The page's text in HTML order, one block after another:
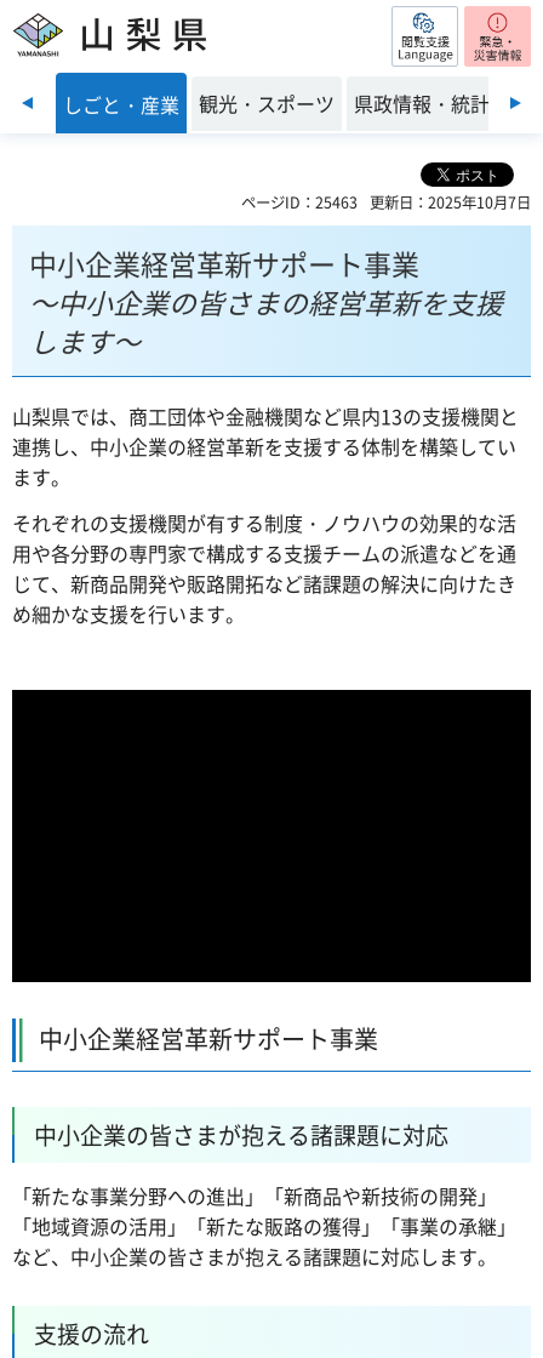
山梨県 閲覧支援
前のスライドを表示
境 しごと・産業 観光・スポーツ 県政情報・統計
ページID：25463 更新日：2025年10月7日
中小企業経営革新サポート事業
～中小企業の皆さまの経営革新を支援
します～
山梨県では、商工団体や金融機関など県内13の支援機関と
連携し、中小企業の経営革新を支援する体制を構築してい
ます。
それぞれの支援機関が有する制度・ノウハウの効果的な活
用や各分野の専門家で構成する支援チームの派遣などを通
じて、新商品開発や販路開拓など諸課題の解決に向けたき
め細かな支援を行います。
中小企業経営革新サポート事業
中小企業の皆さまが抱える諸課題に対応
「新たな事業分野への進出」「新商品や新技術の開発」
「地域資源の活用」「新たな販路の獲得」「事業の承継」
など、中小企業の皆さまが抱える諸課題に対応します。
支援の流れ